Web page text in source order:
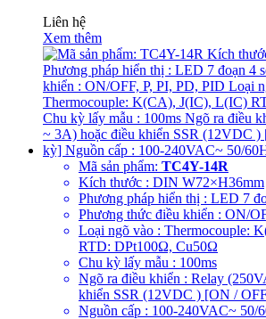
Liên hệ
Xem thêm
Mã sản phẩm: TC4Y-14R
Kích thước : DIN W72×H36mm
Phương pháp hiển thị : LED 7
Phương thức điều khiển : ON/
Loại ngõ vào : Thermocouple:
RTD: DPt100Ω, Cu50Ω
Chu kỳ lấy mẫu : 100ms
Ngõ ra điều khiển : Relay
khiển SSR (12VDC ) [ON /
Nguồn cấp : 100-240VAC~ 50/